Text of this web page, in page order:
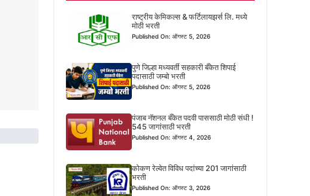
राष्ट्रीय केमिकल्स & फर्टिलायझर्स लि. मध्ये
मोठी भरती
Published On: ऑगस्ट 5, 2026
पुणे जिल्हा मध्यवर्ती सहकारी बँकेत शिपाई
पदासाठी जम्बो भरती
Published On: ऑगस्ट 5, 2026
पंजाब नॅशनल बँकेत पदवी पाससाठी मोठी संधी !
545 जागांसाठी भरती
Published On: ऑगस्ट 4, 2026
कोकण रेल्वेत विविध पदांच्या 201 जागांसाठी
भरती
Published On: ऑगस्ट 3, 2026